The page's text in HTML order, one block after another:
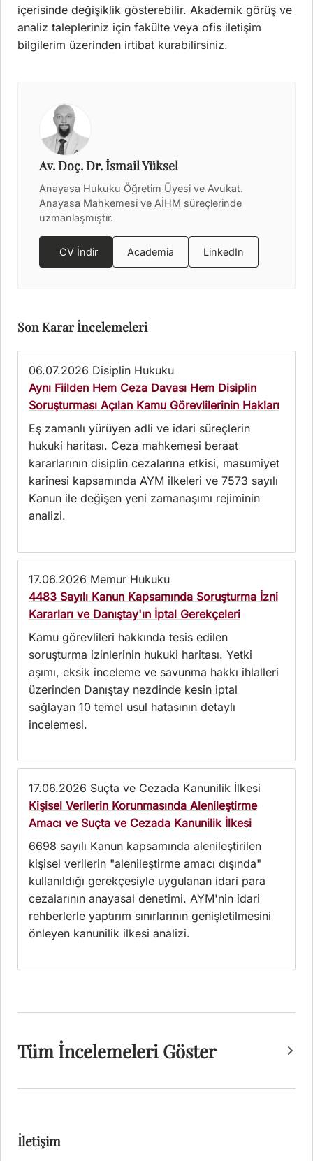
içerisinde değişiklik gösterebilir. Akademik görüş ve
analiz talepleriniz için fakülte veya ofis iletişim
bilgilerim üzerinden irtibat kurabilirsiniz.
Av. Doç. Dr. İsmail Yüksel
Anayasa Hukuku Öğretim Üyesi ve Avukat.
Anayasa Mahkemesi ve AİHM süreçlerinde
uzmanlaşmıştır.
CV İndir Academia LinkedIn
Son Karar İncelemeleri
06.07.2026 Disiplin Hukuku
Aynı Fiilden Hem Ceza Davası Hem Disiplin
Soruşturması Açılan Kamu Görevlilerinin Hakları
Eş zamanlı yürüyen adli ve idari süreçlerin
hukuki haritası. Ceza mahkemesi beraat
kararlarının disiplin cezalarına etkisi, masumiyet
karinesi kapsamında AYM ilkeleri ve 7573 sayılı
Kanun ile değişen yeni zamanaşımı rejiminin
analizi.
17.06.2026 Memur Hukuku
4483 Sayılı Kanun Kapsamında Soruşturma İzni
Kararları ve Danıştay'ın İptal Gerekçeleri
Kamu görevlileri hakkında tesis edilen
soruşturma izinlerinin hukuki haritası. Yetki
aşımı, eksik inceleme ve savunma hakkı ihlalleri
üzerinden Danıştay nezdinde kesin iptal
sağlayan 10 temel usul hatasının detaylı
incelemesi.
17.06.2026 Suçta ve Cezada Kanunilik İlkesi
Kişisel Verilerin Korunmasında Alenileştirme
Amacı ve Suçta ve Cezada Kanunilik İlkesi
6698 sayılı Kanun kapsamında alenileştirilen
kişisel verilerin "alenileştirme amacı dışında"
kullanıldığı gerekçesiyle uygulanan idari para
cezalarının anayasal denetimi. AYM'nin idari
rehberlerle yaptırım sınırlarının genişletilmesini
önleyen kanunilik ilkesi analizi.
Tüm İncelemeleri Göster
İletişim